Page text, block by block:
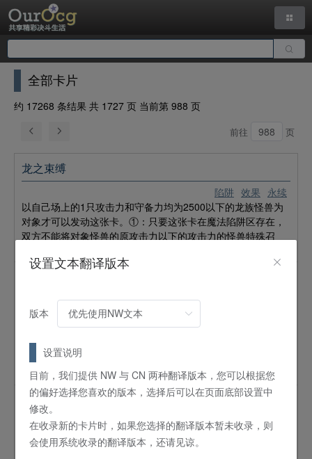
全部卡片
约 17268 条结果 共 1727 页 当前第 988 页
前往 页
陷阱 效果 永续
龙之束缚
以自己场上的1只攻击力和守备力均为2500以下的龙族怪兽为
对象才可以发动这张卡。①：只要这张卡在魔法陷阱区存在，
双方不能将对象怪兽的原攻击力以下的攻击力的怪兽特殊召
「濡れ衣／冤罪 」1回合只能发动1张。①：对手的手牌、场
上的卡的合计数量比自己的手牌、场上的卡的合计数量多的场
合，可以以场上的1张表侧表示的卡为对象发动。双方玩家在这
次决斗中，不能发动那张表侧表示的卡以外的对象卡的同名卡
的效果。
魔法 速攻
双重龙卷
①：可以舍弃1张手牌，以场上的最多2张魔法陷阱卡为对象发
设置文本翻译版本
版本
设置说明
目前，我们提供 NW 与 CN 两种翻译版本，您可以根据您
的偏好选择您喜欢的版本，选择后可以在页面底部设置中
修改。
在收录新的卡片时，如果您选择的翻译版本暂未收录，则
会使用系统收录的翻译版本，还请见谅。